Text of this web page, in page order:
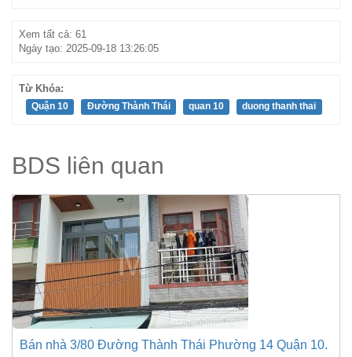
Xem tất cả: 61
Ngày tạo: 2025-09-18 13:26:05
Từ Khóa:
Quận 10 Đường Thành Thái quan 10 duong thanh thai
BDS liên quan
Bán nhà 3/80 Đường Thành Thái Phường 14 Quận 10.